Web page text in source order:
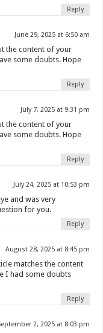
Reply
June 29, 2025 at 6:50 am
the content of your
some doubts. Hope
Reply
July 7, 2025 at 9:31 pm
the content of your
some doubts. Hope
Reply
July 24, 2025 at 10:53 pm
and was very
for you.
Reply
August 28, 2025 at 8:45 pm
matches the content
I had some doubts
Reply
2, 2025 at 8:03 pm